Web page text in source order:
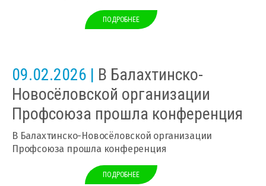
ПОДРОБНЕЕ
09.02.2026 | В Балахтинско-
Новосёловской организации
Профсоюза прошла конференция
В Балахтинско-Новосёловской организации
Профсоюза прошла конференция
ПОДРОБНЕЕ